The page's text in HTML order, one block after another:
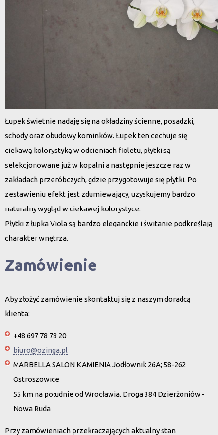
Łupek świetnie nadaję się na okładziny ścienne, posadzki,
schody oraz obudowy kominków. Łupek ten cechuje się
ciekawą kolorystyką w odcieniach fioletu, płytki są
selekcjonowane już w kopalni a następnie jeszcze raz w
zakładach przeróbczych, gdzie przygotowuje się płytki. Po
zestawieniu efekt jest zdumiewający, uzyskujemy bardzo
naturalny wygląd w ciekawej kolorystyce.
Płytki z łupka Viola są bardzo eleganckie i świtanie podkreślają
charakter wnętrza.
Zamówienie
Aby złożyć zamówienie skontaktuj się z naszym doradcą
klienta:
+48 697 78 78 20
biuro@ozinga.pl
MARBELLA SALON KAMIENIA Jodłownik 26A; 58-262
Ostroszowice
55 km na południe od Wrocławia. Droga 384 Dzierżoniów -
Nowa Ruda
Przy zamówieniach przekraczających aktualny stan